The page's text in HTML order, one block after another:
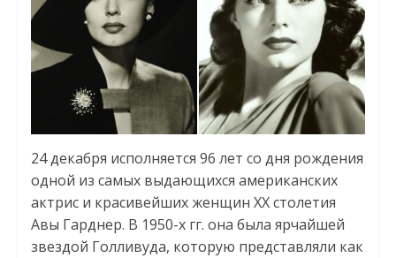
24 декабря исполняется 96 лет со дня рождения
одной из самых выдающихся американских
актрис и красивейших женщин ХХ столетия
Авы Гарднер. В 1950-х гг. она была ярчайшей
звездой Голливуда, которую представляли как